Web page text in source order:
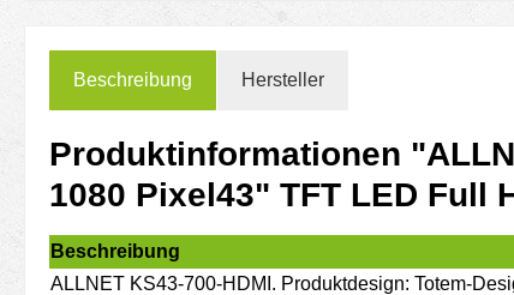
Beschreibung Hersteller
Produktinformationen
1080 Pixel43" TFT LED Full
Beschreibung
ALLNET KS43-700-HDMI. Produktdesign: Totem-